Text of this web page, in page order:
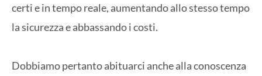
certi e in tempo reale, aumentando allo stesso tempo
la sicurezza e abbassando i costi.
Dobbiamo pertanto abituarci anche alla conoscenza